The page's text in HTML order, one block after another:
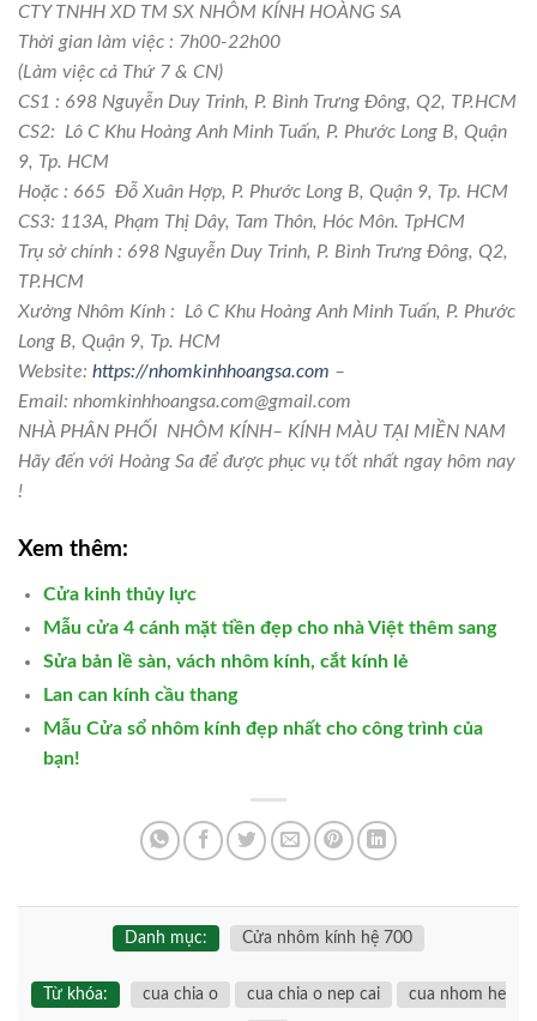
CTY TNHH XD TM SX NHÔM KÍNH HOÀNG SA
Thời gian làm việc : 7h00-22h00
(Làm việc cả Thứ 7 & CN)
CS1 : 698 Nguyễn Duy Trinh, P. Bình Trưng Đông, Q2, TP.HCM
CS2: Lô C Khu Hoàng Anh Minh Tuấn, P. Phước Long B, Quận
9, Tp. HCM
Hoặc : 665 Đỗ Xuân Hợp, P. Phước Long B, Quận 9, Tp. HCM
CS3: 113A, Phạm Thị Dây, Tam Thôn, Hóc Môn. TpHCM
Trụ sở chính : 698 Nguyễn Duy Trinh, P. Bình Trưng Đông, Q2,
TP.HCM
Xưởng Nhôm Kính : Lô C Khu Hoàng Anh Minh Tuấn, P. Phước
Long B, Quận 9, Tp. HCM
Website: https://nhomkinhhoangsa.com –
Email: nhomkinhhoangsa.com@gmail.com
NHÀ PHÂN PHỐI NHÔM KÍNH– KÍNH MÀU TẠI MIỀN NAM
Hãy đến với Hoàng Sa để được phục vụ tốt nhất ngay hôm nay
!
Xem thêm:
Cửa kinh thủy lực
Mẫu cửa 4 cánh mặt tiền đẹp cho nhà Việt thêm sang
Sửa bản lề sàn, vách nhôm kính, cắt kính lẻ
Lan can kính cầu thang
Mẫu Cửa sổ nhôm kính đẹp nhất cho công trình của
bạn!
Danh mục: Cửa nhôm kính hệ 700
Từ khóa: cua chia o cua chia o nep cai cua nhom he